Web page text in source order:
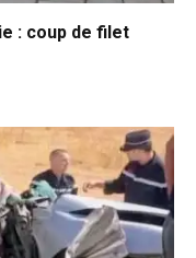
: coup de filet